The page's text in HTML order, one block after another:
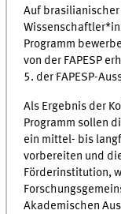
Auf
Programm
von der FAPESP
5. der FAPESP-
Als Ergebnis der
Programm sollen
ein mittel- bis
vorbereiten und
Förderinstitution,
Akademischen